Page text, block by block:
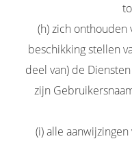
(h) zich
beschikking stellen
deel van) de
zijn
(i) alle aanwijzingen